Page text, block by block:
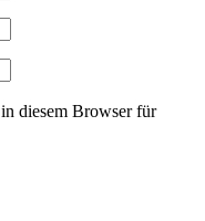
diesem Browser für